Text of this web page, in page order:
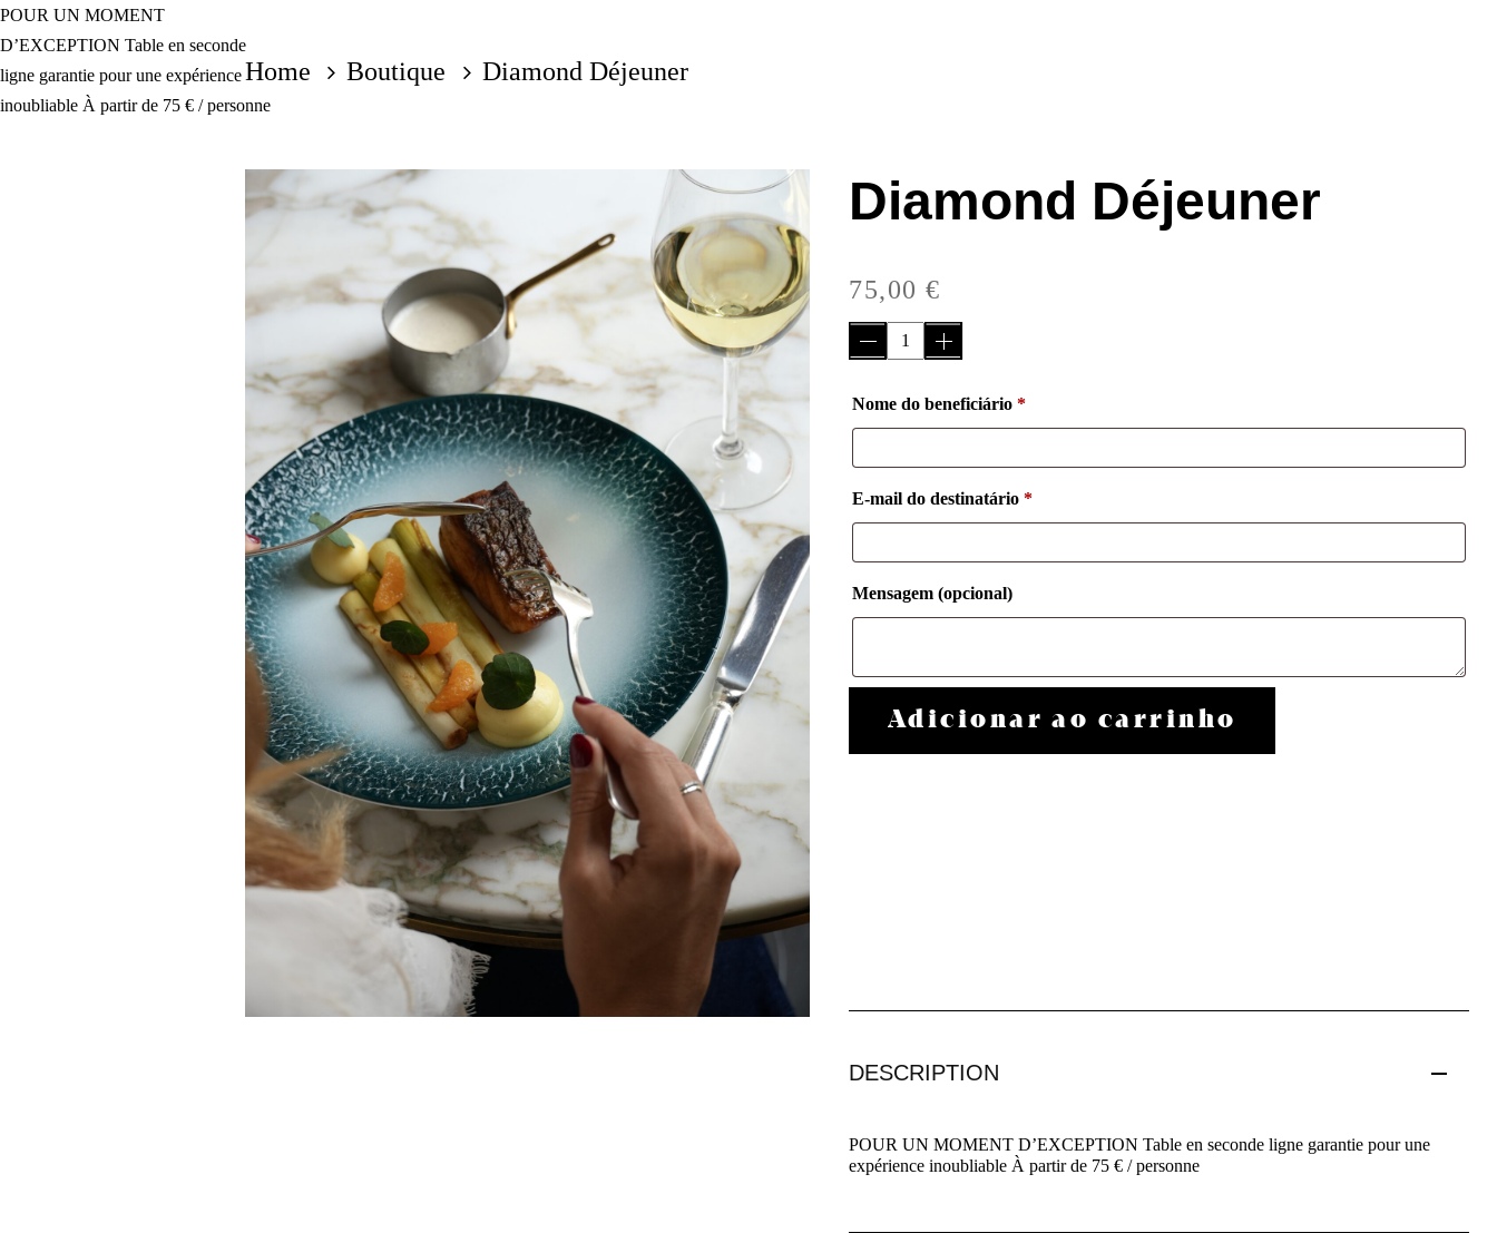
Ignorar
links
Pular
para
a
navegação
POUR UN MOMENT
D’EXCEPTION Table en seconde
ligne garantie pour une expérience
inoubliable À partir de 75 € / personne
Home Boutique Diamond Déjeuner
Diamond Déjeuner
75,00 €
Nome do beneficiário *
E-mail do destinatário *
Mensagem (opcional)
Adicionar ao carrinho
DESCRIPTION
POUR UN MOMENT D’EXCEPTION Table en seconde ligne garantie pour une
expérience inoubliable À partir de 75 € / personne